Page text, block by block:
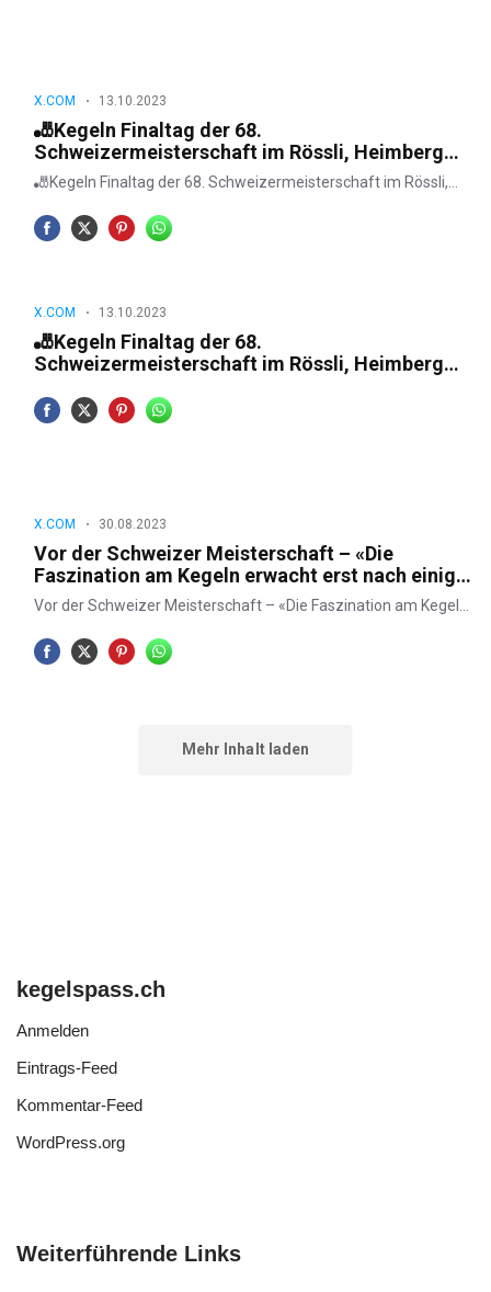
kegelspass.ch
Anmelden
Eintrags-Feed
Kommentar-Feed
WordPress.org
Weiterführende Links